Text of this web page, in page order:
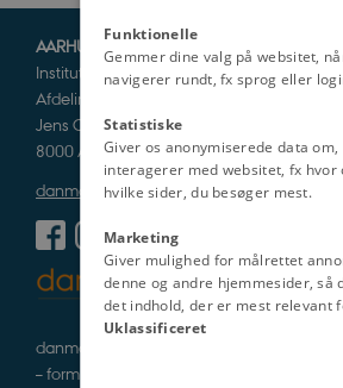
AARHUS UNIVERSITET
Institut for Kultur og Samfund
Afdeling for Historie og Klassiske Studier
Jens Chr. Skous Vej 5
8000 Aarhus C
danmarkshistorien@cas.au.dk
danmarkshistorie i tekst, lyd og billede
– formidlet af fagfolk
Funktionelle
Gemmer dine valg på websitet,
navigerer rundt, fx sprog eller
Statistiske
Giver os anonymiserede data om,
interagerer med websitet, fx hvor
hvilke sider, du besøger mest.
Marketing
Giver mulighed for målrettet
denne og andre hjemmesider, så
det indhold, der er mest relevant
Uklassificeret